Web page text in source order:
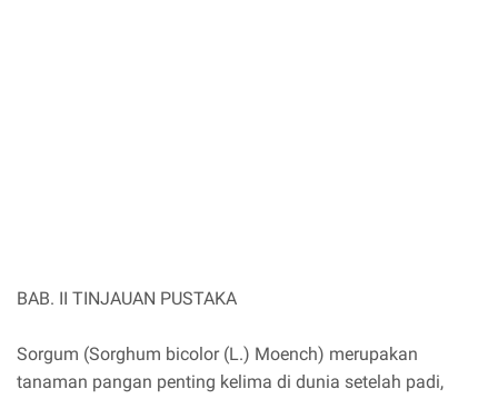
BAB. II TINJAUAN PUSTAKA
Sorgum (Sorghum bicolor (L.) Moench) merupakan
tanaman pangan penting kelima di dunia setelah padi,